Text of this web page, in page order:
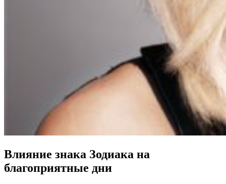
Влияние знака Зодиака на
благоприятные дни